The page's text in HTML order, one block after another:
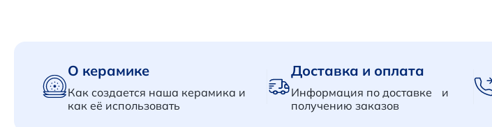
О керамике
Как создается наша керамика и
как её использовать
Доставка и оплата
Информация по доставке и
получению заказов